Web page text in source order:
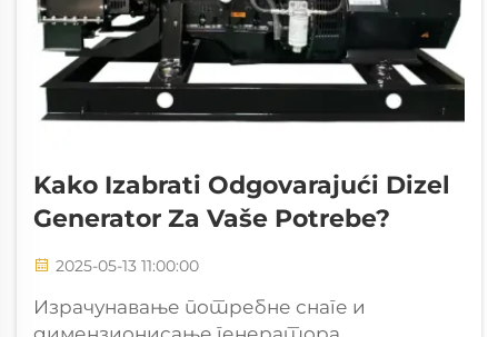
Kako Izabrati Odgovarajući Dizel
Generator Za Vaše Potrebe?
2025-05-13 11:00:00
Израчунавање потребне снаге и